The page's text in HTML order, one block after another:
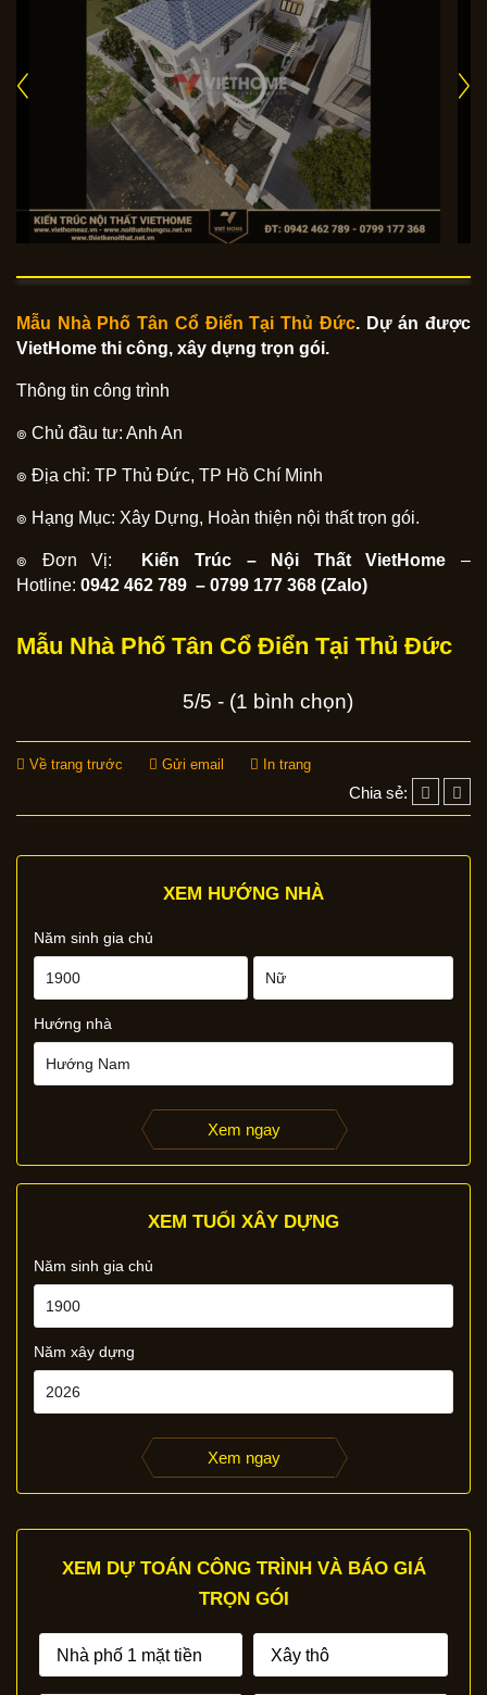
Mẫu Nhà Phố Tân Cổ Điển Tại Thủ Đức. Dự án được
VietHome thi công, xây dựng trọn gói.
Thông tin công trình
๏ Chủ đầu tư: Anh An
๏ Địa chỉ: TP Thủ Đức, TP Hồ Chí Minh
๏ Hạng Mục: Xây Dựng, Hoàn thiện nội thất trọn gói.
๏ Đơn Vị: Kiến Trúc – Nội Thất VietHome –
Hotline: 0942 462 789 – 0799 177 368 (Zalo)
Mẫu Nhà Phố Tân Cổ Điển Tại Thủ Đức
5/5 - (1 bình chọn)
Về trang trước Gửi email In trang
Chia sẻ:
XEM HƯỚNG NHÀ
Năm sinh gia chủ
Hướng nhà
Xem ngay
XEM TUỔI XÂY DỰNG
Năm sinh gia chủ
Năm xây dựng
Xem ngay
XEM DỰ TOÁN CÔNG TRÌNH VÀ BÁO GIÁ
TRỌN GÓI